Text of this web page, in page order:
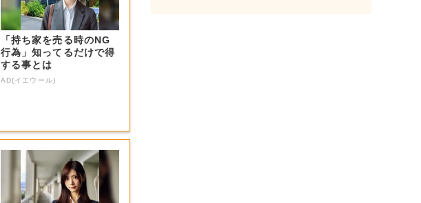
「持ち家を売る時のNG
行為」知ってるだけで得
する事とは
AD(イエウール)